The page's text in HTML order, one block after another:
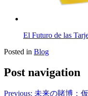
El Futuro de las
Posted in Blog
Post navigation
Previous: 未来の賭博：